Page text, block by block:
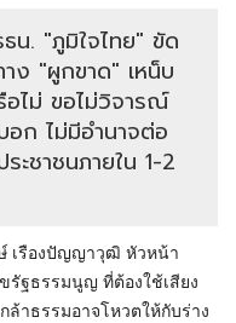
น. "ภูมิใจไทย" ขัด
ง "ผูกขาด" เหน็บ
ไม่ ขอไม่วิจารณ์
ก ไม่มีอำนาจต่อ
ะชาชนภายใน 1-2
เรืองปัญญาวุฒิ หัวหน้า
ฐธรรมนูญ ที่ต้องใช้เสียง
ล้าธรรมอาจโหวตให้กับร่าง